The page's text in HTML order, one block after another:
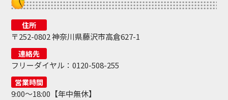
住所
〒252-0802 神奈川県藤沢市高倉627-1
連絡先
フリーダイヤル：0120-508-255
営業時間
9:00～18:00【年中無休】